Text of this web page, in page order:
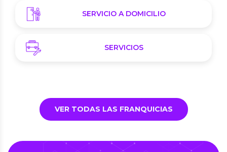
SERVICIO A DOMICILIO
SERVICIOS
VER TODAS LAS FRANQUICIAS